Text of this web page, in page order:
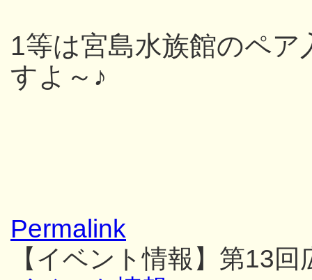
1等は宮島水族館のペ
すよ～♪
Permalink
【イベント情報】第13